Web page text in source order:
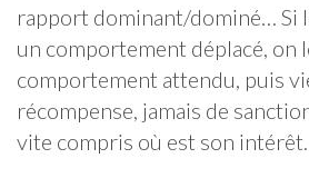
rapport dominant/dominé… Si
un comportement déplacé, on
comportement attendu, puis
récompense, jamais de
vite compris où est son intérêt…